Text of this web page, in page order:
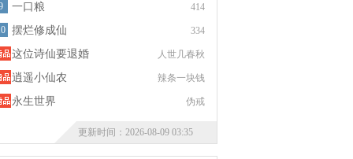
414
一口粮
334
摆烂修成仙
人世几春秋
这位诗仙要退婚
辣条一块钱
逍遥小仙农
伪戒
永生世界
更新时间：2026-08-09 03:35